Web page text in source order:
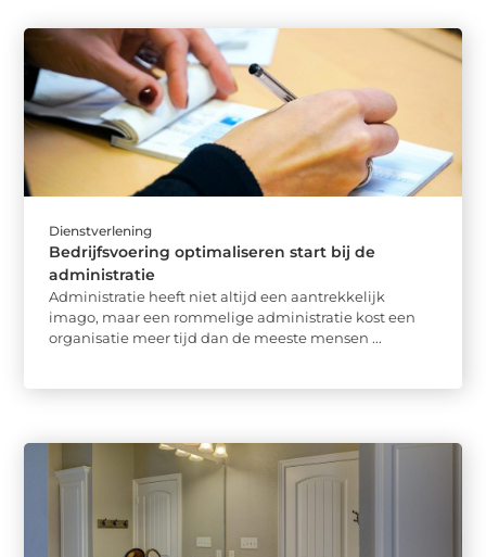
Dienstverlening
Bedrijfsvoering optimaliseren start bij de
administratie
Administratie heeft niet altijd een aantrekkelijk
imago, maar een rommelige administratie kost een
organisatie meer tijd dan de meeste mensen ...